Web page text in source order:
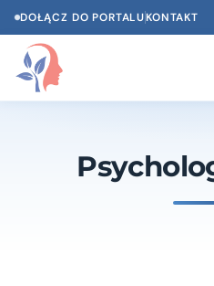
DOŁĄCZ DO PORTALUKONTAKT
NOWOŚĆ